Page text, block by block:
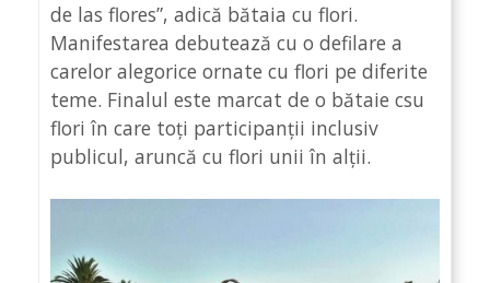
de las flores”, adică bătaia cu flori.
Manifestarea debutează cu o defilare a
carelor alegorice ornate cu flori pe diferite
teme. Finalul este marcat de o bătaie csu
flori în care toți participanții inclusiv
publicul, aruncă cu flori unii în alții.